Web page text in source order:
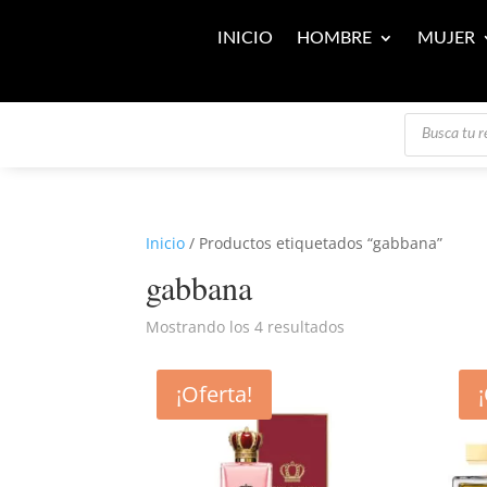
INICIO HOMBRE MUJER
Búsqueda
productos
Inicio / Productos etiquetados “gabbana”
gabbana
Mostrando los 4 resultados
¡Oferta!